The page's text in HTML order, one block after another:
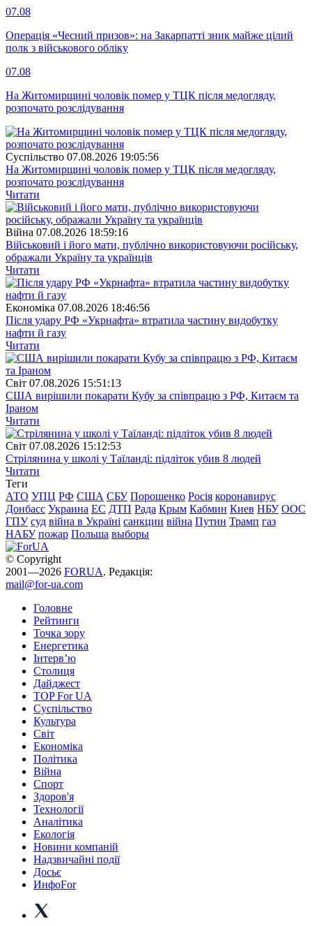
07.08
Операція «Чесний призов»: на Закарпатті зник майже цілий
полк з військового обліку
07.08
На Житомирщині чоловік помер у ТЦК після медогляду,
розпочато розслідування
Суспiльство 07.08.2026 19:05:56
На Житомирщині чоловік помер у ТЦК після медогляду,
розпочато розслідування
Читати
Війна 07.08.2026 18:59:16
Військовий і його мати, публічно використовуючи російську,
ображали Україну та українців
Читати
Економіка 07.08.2026 18:46:56
Після удару РФ «Укрнафта» втратила частину видобутку
нафти й газу
Читати
Свiт 07.08.2026 15:51:13
США вирішили покарати Кубу за співпрацю з РФ, Китаєм та
Іраном
Читати
Свiт 07.08.2026 15:12:53
Стрілянина у школі у Таїланді: підліток убив 8 людей
Читати
Теги
АТО УПЦ РФ США СБУ Порошенко Росія коронавирус
Донбасс Украина ЕС ДТП Рада Крым Кабмин Киев НБУ ООС
ГПУ суд війна в Україні санкции війна Путин Трамп газ
НАБУ пожар Польша выборы
© Copyright
2001—2026 FORUA. Редакція:
mail@for-ua.com
Головне
Рейтинги
Точка зору
Енергетика
Інтерв’ю
Столиця
Дайджест
TOP For UA
Суспiльство
Культура
Світ
Економіка
Політика
Війна
Спорт
Здоров'я
Технології
Аналітика
Екологія
Новини компаній
Надзвичайні події
Досьє
ИнфоFor